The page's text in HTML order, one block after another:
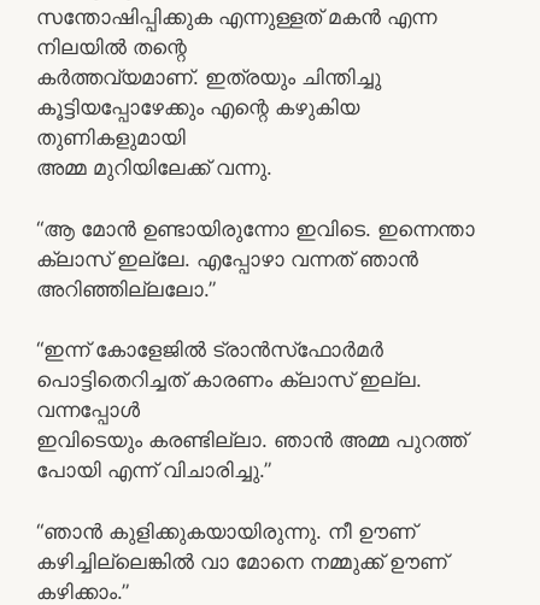
സന്തോഷിപ്പിക്കുക എന്നുള്ളത് മകൻ എന്ന
നിലയിൽ തന്റെ
കർത്തവ്യമാണ്. ഇത്രയും ചിന്തിച്ചു
കൂട്ടിയപ്പോഴേക്കും എന്റെ കഴുകിയ
തുണികളുമായി
അമ്മ മുറിയിലേക്ക് വന്നു.
“ആ മോൻ ഉണ്ടായിരുന്നോ ഇവിടെ. ഇന്നെന്താ
ക്ലാസ് ഇല്ലേ. എപ്പോഴാ വന്നത് ഞാൻ
അറിഞ്ഞില്ലലോ.”
“ഇന്ന് കോളേജിൽ ട്രാൻസ്‌ഫോർമർ
പൊട്ടിതെറിച്ചത് കാരണം ക്ലാസ് ഇല്ല.
വന്നപ്പോൾ
ഇവിടെയും കരണ്ടില്ലാ. ഞാൻ അമ്മ പുറത്ത്
പോയി എന്ന് വിചാരിച്ചു.”
“ഞാന്‍ കുളിക്കുകയായിരുന്നു. നീ ഊണ്
കഴിച്ചില്ലെങ്കില്‍ വാ മോനെ നമ്മുക്ക് ഊണ്
കഴിക്കാം.”